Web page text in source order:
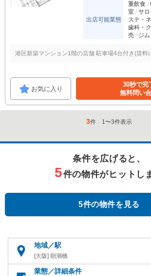
出店可能業態
重飲食
室
サ
ステ・
歯科・
売
ジ
港区新築マンション1階の店舗 駐車場4台付き(賃料
お気に入り
30秒で完
無料問い
3件 1〜3件表示
条件を広げると、
5件の物件がヒットし
5件の物件を見る
地域／駅
[大阪] 朝潮橋
業態／詳細条件